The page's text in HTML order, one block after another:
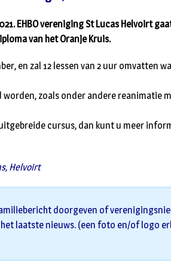
2021. EHBO vereniging St Lucas Helvoirt
van het Oranje Kruis.
en zal 12 lessen van 2 uur omvatten
zoals onder andere reanimatie
cursus, dan kunt u meer
Helvoirt
doorgeven of
laatste nieuws. (een foto en/of logo